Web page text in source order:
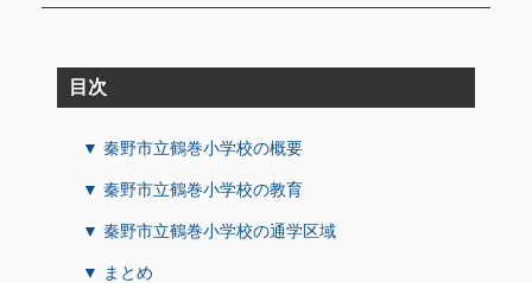
目次
▼ 秦野市立鶴巻小学校の概要
▼ 秦野市立鶴巻小学校の教育
▼ 秦野市立鶴巻小学校の通学区域
▼ まとめ